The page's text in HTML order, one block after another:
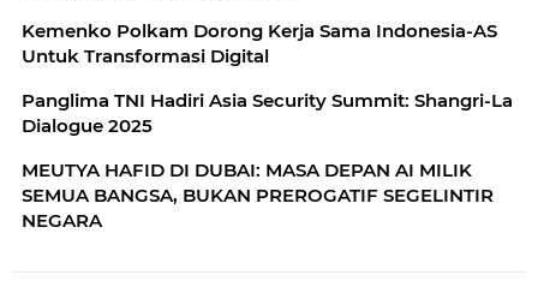
Kemenko Polkam Dorong Kerja Sama Indonesia-AS
Untuk Transformasi Digital
Panglima TNI Hadiri Asia Security Summit: Shangri-La
Dialogue 2025
MEUTYA HAFID DI DUBAI: MASA DEPAN AI MILIK
SEMUA BANGSA, BUKAN PREROGATIF SEGELINTIR
NEGARA